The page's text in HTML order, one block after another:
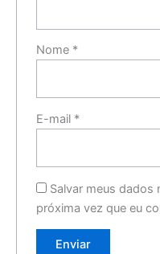
Nome *
E-mail *
Salvar meus dados
próxima vez que eu